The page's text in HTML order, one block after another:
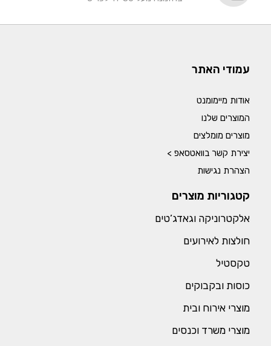
עמודי האתר
אודות מיימומנט
המוצרים שלנו
מוצרים מומלצים
יצירת קשר בוואטסאפ >
הצהרת נגישות
קטגוריות מוצרים
אלקטרוניקה וגאדג’טים
חולצות לאירועים
טקסטיל
כוסות ובקבוקים
מוצרי אירוח ובית
מוצרי משרד וכנסים